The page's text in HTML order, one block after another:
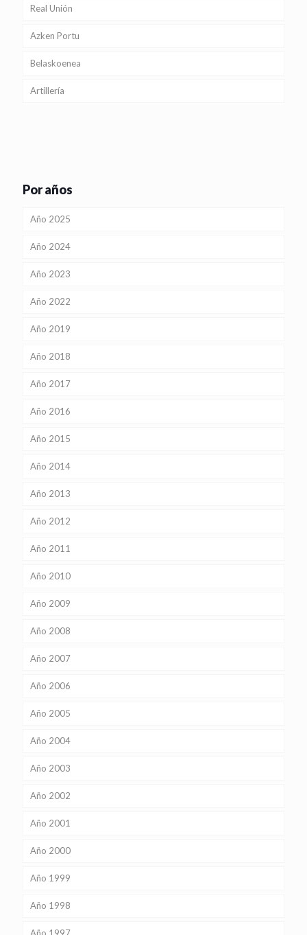
Real Unión
Azken Portu
Belaskoenea
Artillería
Por años
Año 2025
Año 2024
Año 2023
Año 2022
Año 2019
Año 2018
Año 2017
Año 2016
Año 2015
Año 2014
Año 2013
Año 2012
Año 2011
Año 2010
Año 2009
Año 2008
Año 2007
Año 2006
Año 2005
Año 2004
Año 2003
Año 2002
Año 2001
Año 2000
Año 1999
Año 1998